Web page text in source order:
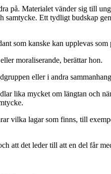
på. Materialet vänder sig till
Ett tydligt budskap
som kanske kan upplevas som
moraliserande, berättar hon.
eller i andra
lika mycket om längtan och
vilka lagar som finns, till
att det leder till att en del får